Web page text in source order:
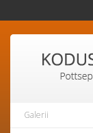
Galerii